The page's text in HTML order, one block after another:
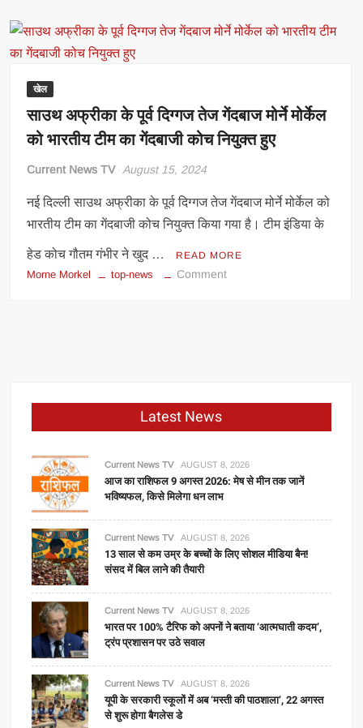
बनी
सेमीफाइनल
से
कोच
मोर्कल
की
बढ़ी
खेल
साउथ अफ्रीका के पूर्व दिग्गज तेज गेंदबाज मोर्ने मोर्केल
को भारतीय टीम का गेंदबाजी कोच नियुक्त हुए
Current News TV August 15, 2024
नई दिल्ली साउथ अफ्रीका के पूर्व दिग्गज तेज गेंदबाज मोर्ने मोर्केल को
भारतीय टीम का गेंदबाजी कोच नियुक्त किया गया है। टीम इंडिया के
हेड कोच गौतम गंभीर ने खुद … READ MORE
Morne Morkel top-news Commenton
गेंदबाज
को
भारतीय
गेंदबाजी
कोच
हुए
Latest News
Current News TV AUGUST 8, 2026
आज का राशिफल 9 अगस्त 2026: मेष से मीन तक जानें
भविष्यफल, किसे मिलेगा धन लाभ
Current News TV AUGUST 8, 2026
13 साल से कम उम्र के बच्चों के लिए सोशल मीडिया बैन!
संसद में बिल लाने की तैयारी
Current News TV AUGUST 8, 2026
भारत पर 100% टैरिफ को अपनों ने बताया ‘आत्मघाती कदम’,
ट्रंप प्रशासन पर उठे सवाल
Current News TV AUGUST 8, 2026
यूपी के सरकारी स्कूलों में अब ‘मस्ती की पाठशाला’, 22 अगस्त
से शुरू होगा बैगलेस डे